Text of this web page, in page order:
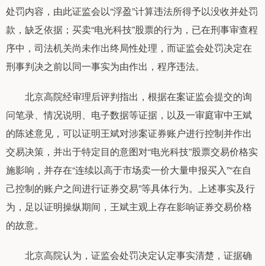
处罚内容，由此证监会以“浮盈”计算违法所得予以没收并处罚
款，缺乏依据；买卖“电光科技”股票的行为，已在刑事审查程
序中，司法机关尚未作出终局性处理，而证监会处罚决定在
刑事判决之前以同一事实为由作出，程序违法。
北京高院经审理后评判指出，根据在案证监会提交的询
问笔录、情况说明、电子数据等证据，以及一审庭审中王斌
的陈述意见，可以证明王斌对涉案证券账户进行控制并作出
交易决策，并出于特定目的意图对“电光科技”股票交易价格实
施影响，并存在“连续以高于市场卖一价大量申报买入”“在自
己控制的账户之间进行证券交易”等具体行为。上述事实及行
为，足以证明操纵期间，王斌主观上存在影响证券交易价格
的故意。
北京高院认为，证监会处罚决定认定事实清楚，证据确